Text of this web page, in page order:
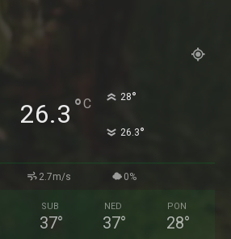
26.3 °C 28°
26.3°
2.7m/s 0%
SUB
37°
NED
37°
PON
28°